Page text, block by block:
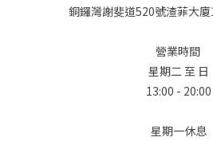
銅鑼灣謝斐道520號渣菲大
營業時間
星期二 至 日
13:00 - 20:00
星期一休息